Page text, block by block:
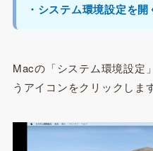
・システム環境設定を開
Macの「システム環境設定
うアイコンをクリックします